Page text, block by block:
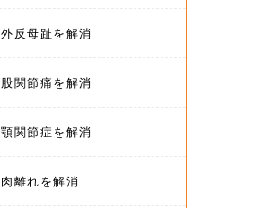
外反母趾を解消
股関節痛を解消
顎関節症を解消
肉離れを解消